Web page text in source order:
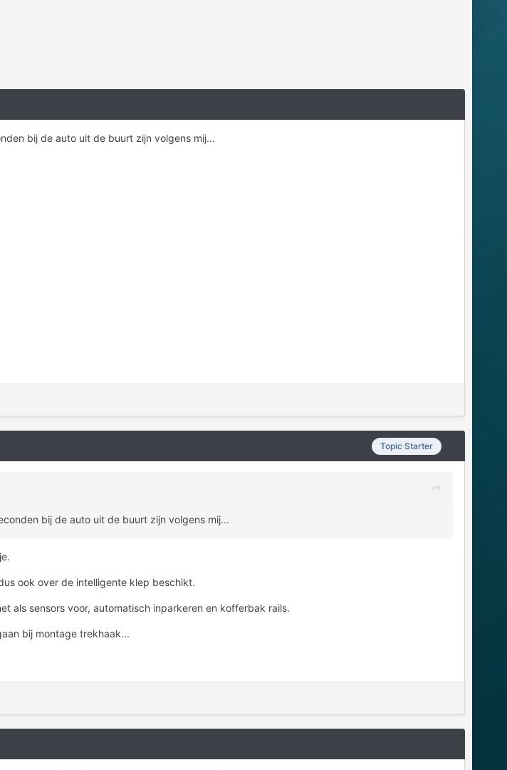
bij de auto uit de buurt zijn volgens mij...
Topic Starter
bij de auto uit de buurt zijn volgens mij...
ook over de intelligente klep beschikt.
als sensors voor, automatisch inparkeren en kofferbak rails.
bij montage trekhaak...